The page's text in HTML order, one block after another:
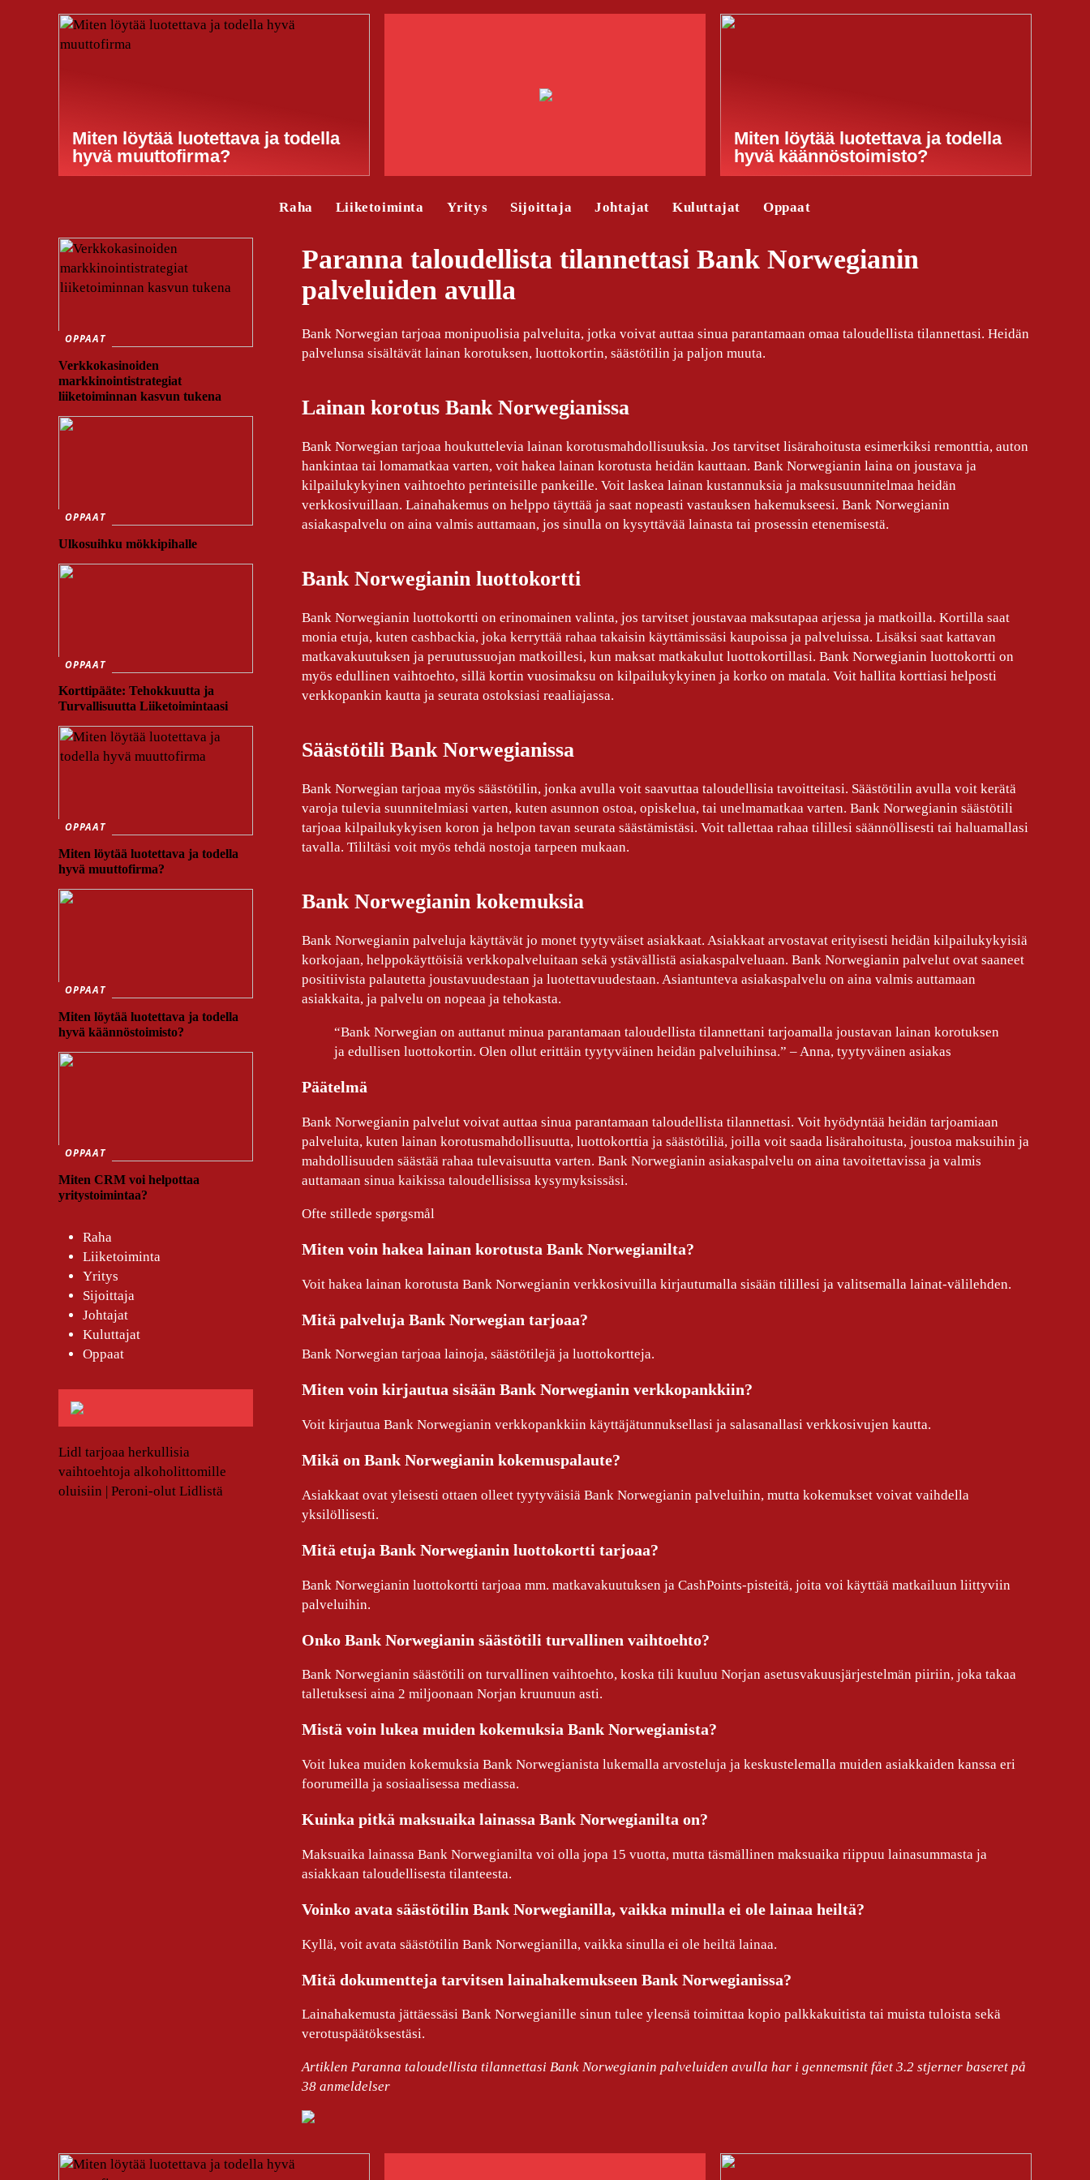
Miten löytää luotettava ja todella
hyvä muuttofirma?
Miten löytää luotettava ja todella
hyvä käännöstoimisto?
Raha Liiketoiminta Yritys Sijoittaja Johtajat Kuluttajat Oppaat
Paranna taloudellista tilannettasi Bank Norwegianin
palveluiden avulla
Bank Norwegian tarjoaa monipuolisia palveluita, jotka voivat auttaa sinua parantamaan omaa taloudellista tilannettasi. Heidän
palvelunsa sisältävät lainan korotuksen, luottokortin, säästötilin ja paljon muuta.
Lainan korotus Bank Norwegianissa
Bank Norwegian tarjoaa houkuttelevia lainan korotusmahdollisuuksia. Jos tarvitset lisärahoitusta esimerkiksi remonttia, auton
hankintaa tai lomamatkaa varten, voit hakea lainan korotusta heidän kauttaan. Bank Norwegianin laina on joustava ja
kilpailukykyinen vaihtoehto perinteisille pankeille. Voit laskea lainan kustannuksia ja maksusuunnitelmaa heidän
verkkosivuillaan. Lainahakemus on helppo täyttää ja saat nopeasti vastauksen hakemukseesi. Bank Norwegianin
asiakaspalvelu on aina valmis auttamaan, jos sinulla on kysyttävää lainasta tai prosessin etenemisestä.
Bank Norwegianin luottokortti
Bank Norwegianin luottokortti on erinomainen valinta, jos tarvitset joustavaa maksutapaa arjessa ja matkoilla. Kortilla saat
monia etuja, kuten cashbackia, joka kerryttää rahaa takaisin käyttämissäsi kaupoissa ja palveluissa. Lisäksi saat kattavan
matkavakuutuksen ja peruutussuojan matkoillesi, kun maksat matkakulut luottokortillasi. Bank Norwegianin luottokortti on
myös edullinen vaihtoehto, sillä kortin vuosimaksu on kilpailukykyinen ja korko on matala. Voit hallita korttiasi helposti
verkkopankin kautta ja seurata ostoksiasi reaaliajassa.
Säästötili Bank Norwegianissa
Bank Norwegian tarjoaa myös säästötilin, jonka avulla voit saavuttaa taloudellisia tavoitteitasi. Säästötilin avulla voit kerätä
varoja tulevia suunnitelmiasi varten, kuten asunnon ostoa, opiskelua, tai unelmamatkaa varten. Bank Norwegianin säästötili
tarjoaa kilpailukykyisen koron ja helpon tavan seurata säästämistäsi. Voit tallettaa rahaa tilillesi säännöllisesti tai haluamallasi
tavalla. Tililtäsi voit myös tehdä nostoja tarpeen mukaan.
Bank Norwegianin kokemuksia
Bank Norwegianin palveluja käyttävät jo monet tyytyväiset asiakkaat. Asiakkaat arvostavat erityisesti heidän kilpailukykyisiä
korkojaan, helppokäyttöisiä verkkopalveluitaan sekä ystävällistä asiakaspalveluaan. Bank Norwegianin palvelut ovat saaneet
positiivista palautetta joustavuudestaan ja luotettavuudestaan. Asiantunteva asiakaspalvelu on aina valmis auttamaan
asiakkaita, ja palvelu on nopeaa ja tehokasta.
“Bank Norwegian on auttanut minua parantamaan taloudellista tilannettani tarjoamalla joustavan lainan korotuksen
ja edullisen luottokortin. Olen ollut erittäin tyytyväinen heidän palveluihinsa.” – Anna, tyytyväinen asiakas
Päätelmä
Bank Norwegianin palvelut voivat auttaa sinua parantamaan taloudellista tilannettasi. Voit hyödyntää heidän tarjoamiaan
palveluita, kuten lainan korotusmahdollisuutta, luottokorttia ja säästötiliä, joilla voit saada lisärahoitusta, joustoa maksuihin ja
mahdollisuuden säästää rahaa tulevaisuutta varten. Bank Norwegianin asiakaspalvelu on aina tavoitettavissa ja valmis
auttamaan sinua kaikissa taloudellisissa kysymyksissäsi.
Ofte stillede spørgsmål
Miten voin hakea lainan korotusta Bank Norwegianilta?
Voit hakea lainan korotusta Bank Norwegianin verkkosivuilla kirjautumalla sisään tilillesi ja valitsemalla lainat-välilehden.
Mitä palveluja Bank Norwegian tarjoaa?
Bank Norwegian tarjoaa lainoja, säästötilejä ja luottokortteja.
Miten voin kirjautua sisään Bank Norwegianin verkkopankkiin?
Voit kirjautua Bank Norwegianin verkkopankkiin käyttäjätunnuksellasi ja salasanallasi verkkosivujen kautta.
Mikä on Bank Norwegianin kokemuspalaute?
Asiakkaat ovat yleisesti ottaen olleet tyytyväisiä Bank Norwegianin palveluihin, mutta kokemukset voivat vaihdella
yksilöllisesti.
Mitä etuja Bank Norwegianin luottokortti tarjoaa?
Bank Norwegianin luottokortti tarjoaa mm. matkavakuutuksen ja CashPoints-pisteitä, joita voi käyttää matkailuun liittyviin
palveluihin.
Onko Bank Norwegianin säästötili turvallinen vaihtoehto?
Bank Norwegianin säästötili on turvallinen vaihtoehto, koska tili kuuluu Norjan asetusvakuusjärjestelmän piiriin, joka takaa
talletuksesi aina 2 miljoonaan Norjan kruunuun asti.
Mistä voin lukea muiden kokemuksia Bank Norwegianista?
Voit lukea muiden kokemuksia Bank Norwegianista lukemalla arvosteluja ja keskustelemalla muiden asiakkaiden kanssa eri
foorumeilla ja sosiaalisessa mediassa.
Kuinka pitkä maksuaika lainassa Bank Norwegianilta on?
Maksuaika lainassa Bank Norwegianilta voi olla jopa 15 vuotta, mutta täsmällinen maksuaika riippuu lainasummasta ja
asiakkaan taloudellisesta tilanteesta.
Voinko avata säästötilin Bank Norwegianilla, vaikka minulla ei ole lainaa heiltä?
Kyllä, voit avata säästötilin Bank Norwegianilla, vaikka sinulla ei ole heiltä lainaa.
Mitä dokumentteja tarvitsen lainahakemukseen Bank Norwegianissa?
Lainahakemusta jättäessäsi Bank Norwegianille sinun tulee yleensä toimittaa kopio palkkakuitista tai muista tuloista sekä
verotuspäätöksestäsi.
Artiklen Paranna taloudellista tilannettasi Bank Norwegianin palveluiden avulla har i gennemsnit fået 3.2 stjerner baseret på
38 anmeldelser
OPPAAT
Verkkokasinoiden
markkinointistrategiat
liiketoiminnan kasvun tukena
OPPAAT
Ulkosuihku mökkipihalle
OPPAAT
Korttipääte: Tehokkuutta ja
Turvallisuutta Liiketoimintaasi
OPPAAT
Miten löytää luotettava ja todella
hyvä muuttofirma?
OPPAAT
Miten löytää luotettava ja todella
hyvä käännöstoimisto?
OPPAAT
Miten CRM voi helpottaa
yritystoimintaa?
Raha
Liiketoiminta
Yritys
Sijoittaja
Johtajat
Kuluttajat
Oppaat
Lidl tarjoaa herkullisia
vaihtoehtoja alkoholittomille
oluisiin | Peroni-olut Lidlistä